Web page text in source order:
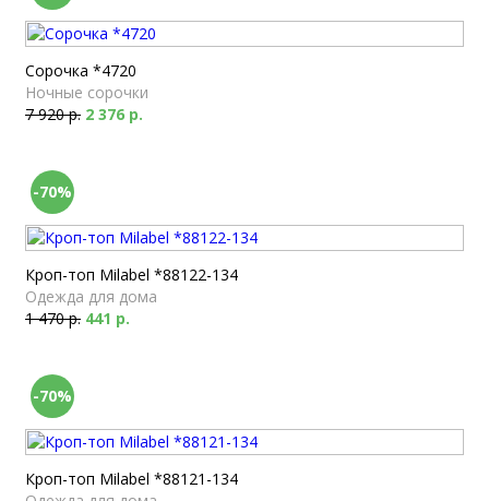
Сорочка *4720
Ночные сорочки
7 920 р. 2 376 р.
-70%
Кроп-топ Milabel *88122-134
Одежда для дома
1 470 р. 441 р.
-70%
Кроп-топ Milabel *88121-134